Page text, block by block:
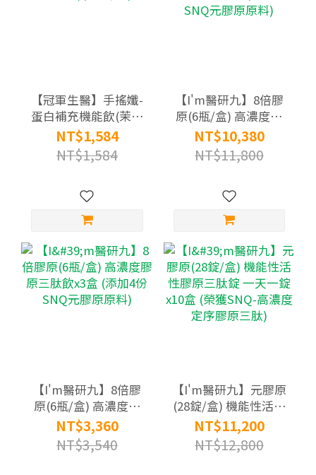
【冠軍生醫】手搖孅-
蛋白補充機能飲(茉莉
綠茶風味)(12入/袋)
NT$1,584
NT$1,584
【I'm醫研九】8倍膠
原(6瓶/盒) 高濃度膠
原三肽飲x10盒 (添加4
份SNQ元膠原原料)
NT$10,380
NT$11,800
【I'm醫研九】8倍膠
原(6瓶/盒) 高濃度膠
原三肽飲x3盒 (添加4
份SNQ元膠原原料)
NT$3,360
NT$3,540
【I'm醫研九】元膠原
(28錠/盒) 機能性活性
膠原三肽錠 一天一錠
x10盒 (榮獲SNQ-高濃
度定序膠原三肽)
NT$11,200
NT$12,800